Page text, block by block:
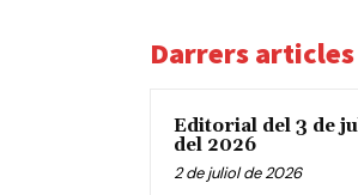
Darrers articles
Editorial del 3 de
del 2026
2 de juliol de 2026